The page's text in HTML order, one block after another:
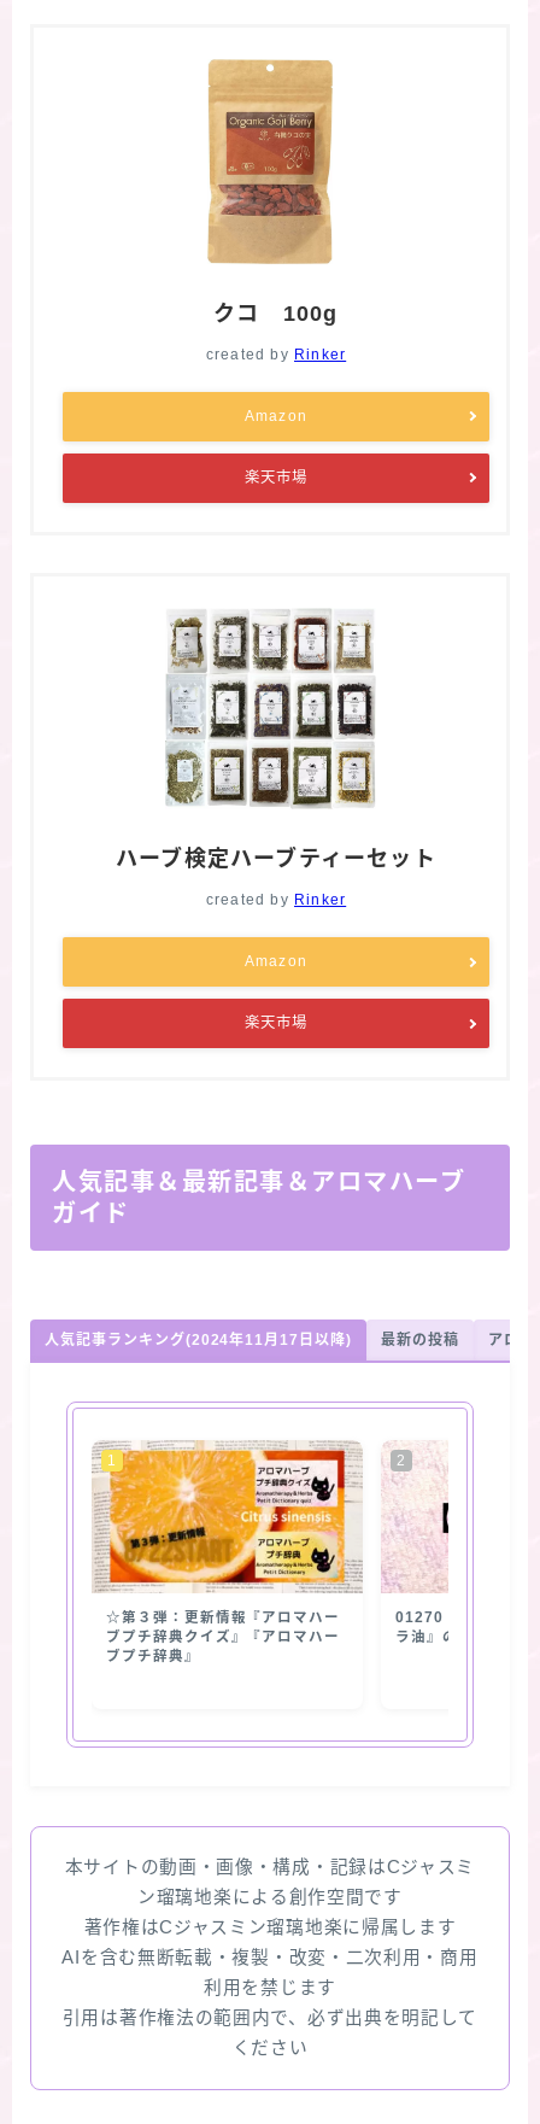
クコ 100g
created by Rinker
Amazon
楽天市場
ハーブ検定ハーブティーセット
created by Rinker
Amazon
楽天市場
人気記事＆最新記事＆アロマハーブ
ガイド
人気記事ランキング(2024年11月17日以降) 最新の投稿 アロマ
☆第３弾：更新情報『アロマハー
ブプチ辞典クイズ』『アロマハー
ブプチ辞典』
01270【抽出部位】
ラ油』の使用部位
本サイトの動画・画像・構成・記録はCジャスミ
ン瑠璃地楽による創作空間です
著作権はCジャスミン瑠璃地楽に帰属します
AIを含む無断転載・複製・改変・二次利用・商用
利用を禁じます
引用は著作権法の範囲内で、必ず出典を明記して
ください